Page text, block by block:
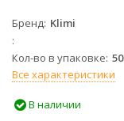
Бренд Klimi
Кол-во в упаковке 50
Все характеристики
В наличии